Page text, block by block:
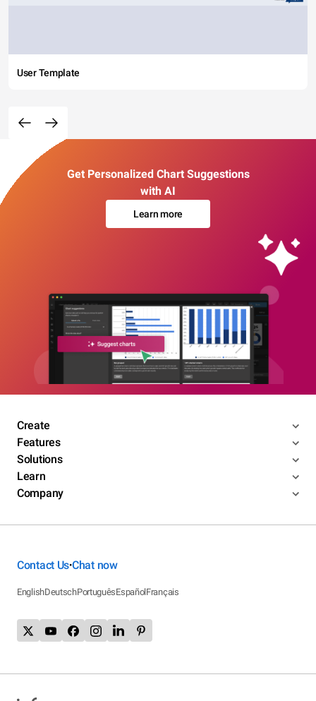
User Template
Get Personalized Chart Suggestions
with AI
Learn more
Create
Features
Solutions
Learn
Company
Contact Us•Chat now
EnglishDeutschPortuguêsEspañolFrançais